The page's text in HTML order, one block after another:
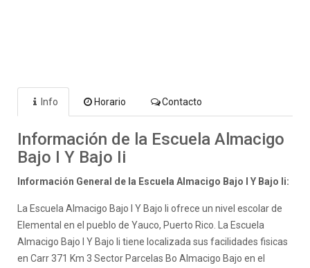
Info Horario Contacto
Información de la Escuela Almacigo
Bajo I Y Bajo Ii
Información General de la Escuela Almacigo Bajo I Y Bajo Ii:
La Escuela Almacigo Bajo I Y Bajo Ii ofrece un nivel escolar de
Elemental en el pueblo de Yauco, Puerto Rico. La Escuela
Almacigo Bajo I Y Bajo Ii tiene localizada sus facilidades fisicas
en Carr 371 Km 3 Sector Parcelas Bo Almacigo Bajo en el